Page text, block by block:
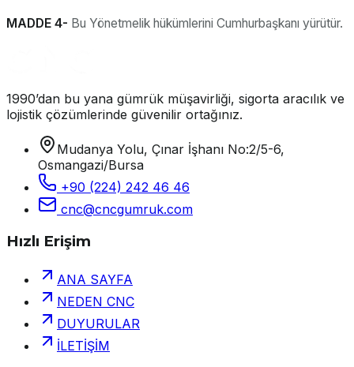
MADDE 4- Bu Yönetmelik hükümlerini Cumhurbaşkanı yürütür.
1990’dan bu yana gümrük müşavirliği, sigorta aracılık ve
lojistik çözümlerinde güvenilir ortağınız.
Mudanya Yolu, Çınar İşhanı No:2/5-6,
Osmangazi/Bursa
+90 (224) 242 46 46
cnc@cncgumruk.com
Hızlı Erişim
ANA SAYFA
NEDEN CNC
DUYURULAR
İLETİŞİM